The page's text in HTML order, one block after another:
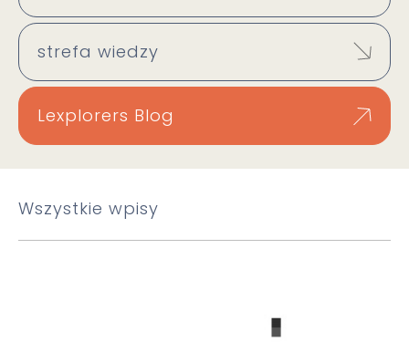
strefa wiedzy
Lexplorers Blog
Wszystkie wpisy